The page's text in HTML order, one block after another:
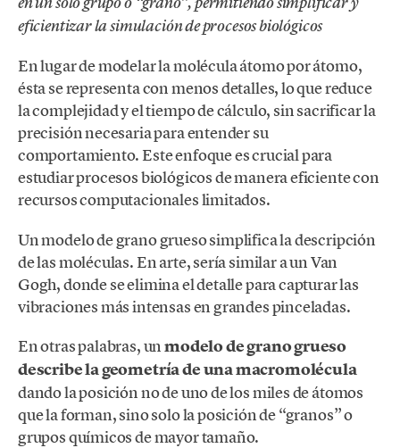
eficientizar la simulación de procesos biológicos
En lugar de modelar la molécula átomo por átomo,
ésta se representa con menos detalles, lo que reduce
la complejidad y el tiempo de cálculo, sin sacrificar la
precisión necesaria para entender su
comportamiento. Este enfoque es crucial para
estudiar procesos biológicos de manera eficiente con
recursos computacionales limitados.
Un modelo de grano grueso simplifica la descripción
de las moléculas. En arte, sería similar a un Van
Gogh, donde se elimina el detalle para capturar las
vibraciones más intensas en grandes pinceladas.
En otras palabras, unmodelo de grano grueso
describe la geometría de una macromolécula
dando la posición no de uno de los miles de átomos
que la forman, sino solo la posición de “granos” o
grupos químicos de mayor tamaño.